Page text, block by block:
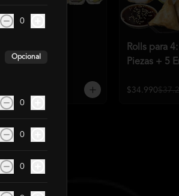
Piezas)
Rolls para
Piezas + 5
$34.990
0
Opcional
0
0
0